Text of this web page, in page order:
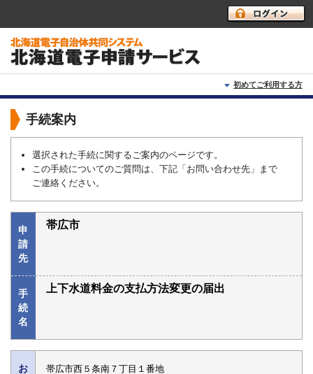
初めてご利用する方
初めて利用する方へ
利用上の注意
よくあるご質問
手続案内
選択された手続に関するご案内のページです。
この手続についてのご質問は、下記「お問い合わせ先」まで
ご連絡ください。
申
請
先
帯広市
手
続
名
上下水道料金の支払方法変更の届出
お
帯広市西５条南７丁目１番地